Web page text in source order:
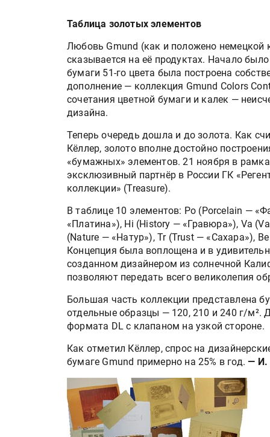
Таблица золотых элементов
Любовь Gmund (как и положено немецкой
сказывается на её продуктах. Начало
бумаги 51-го цвета была построена
дополнение — коллекция Gmund Colors
сочетания цветной бумаги и калек —
дизайна.
Теперь очередь дошла и до золота. Как
Кёллер, золото вполне достойно
«бумажных» элементов. 21 ноября в
эксклюзивный партнёр в России ГК
коллекции» (Treasure).
В таблице 10 элементов: Po (Porcelain —
«Платина»), Hi (History — «Гравюра»), Va
(Nature — «Натур»), Tr (Trust — «Сахара»),
Концепция была воплощена и в
созданном дизайнером из солнечной
позволяют передать всего великолепия
Большая часть коллекции представлена
отдельные образцы — 120, 210 и 240 г/м².
формата DL с клапаном на узкой стороне.
Как отметил Кёллер, спрос на
бумаге Gmund примерно на 25% в год. — И.
HeyGears анонсировала
полноцветный гибридный